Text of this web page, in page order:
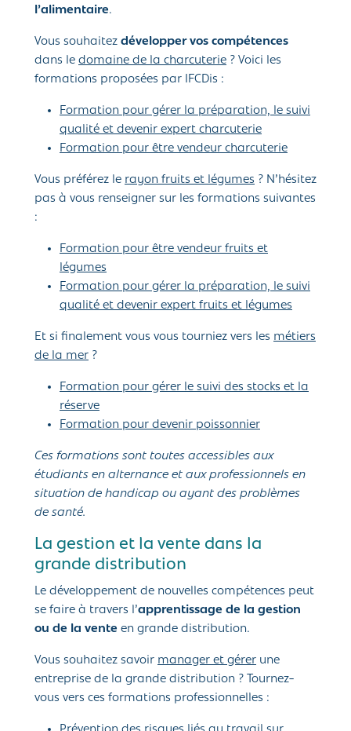
l’alimentaire.
Vous souhaitez développer vos compétences
dans le domaine de la charcuterie ? Voici les
formations proposées par IFCDis :
Formation pour gérer la préparation, le suivi
qualité et devenir expert charcuterie
Formation pour être vendeur charcuterie
Vous préférez le rayon fruits et légumes ? N’hésitez
pas à vous renseigner sur les formations suivantes
:
Formation pour être vendeur fruits et
légumes
Formation pour gérer la préparation, le suivi
qualité et devenir expert fruits et légumes
Et si finalement vous vous tourniez vers les métiers
de la mer ?
Formation pour gérer le suivi des stocks et la
réserve
Formation pour devenir poissonnier
Ces formations sont toutes accessibles aux
étudiants en alternance et aux professionnels en
situation de handicap ou ayant des problèmes
de santé.
La gestion et la vente dans la
grande distribution
Le développement de nouvelles compétences peut
se faire à travers l’apprentissage de la gestion
ou de la vente en grande distribution.
Vous souhaitez savoir manager et gérer une
entreprise de la grande distribution ? Tournez-
vous vers ces formations professionnelles :